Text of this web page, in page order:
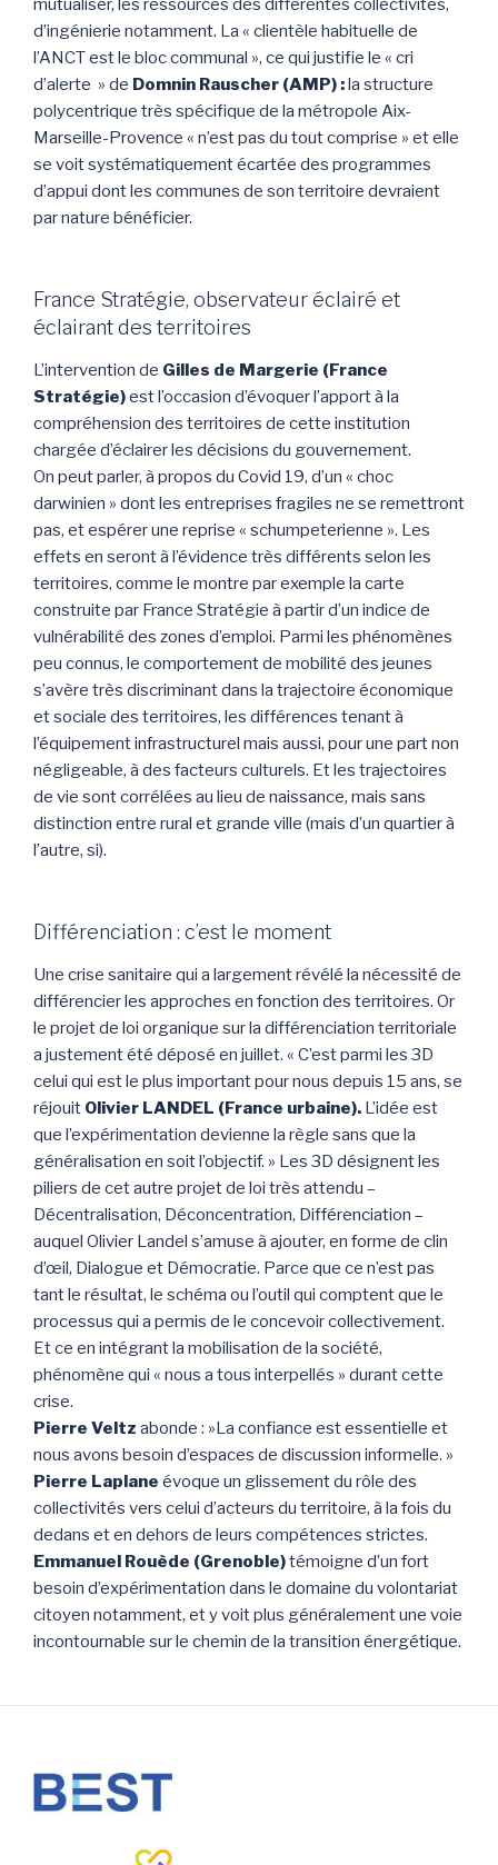
d’ingénierie notamment. La « clientèle habituelle de
l’ANCT est le bloc communal », ce qui justifie le « cri
d’alerte » de Domnin Rauscher (AMP) :la structure
polycentrique très spécifique de la métropole Aix-
Marseille-Provence « n’est pas du tout comprise » et elle
se voit systématiquement écartée des programmes
d’appui dont les communes de son territoire devraient
par nature bénéficier.
France Stratégie, observateur éclairé et
éclairant des territoires
L’intervention de Gilles de Margerie (France
Stratégie)est l’occasion d’évoquer l’apport à la
compréhension des territoires de cette institution
chargée d’éclairer les décisions du gouvernement.
On peut parler, à propos du Covid 19, d’un « choc
darwinien » dont les entreprises fragiles ne se remettront
pas, et espérer une reprise « schumpeterienne ». Les
effets en seront à l’évidence très différents selon les
territoires, comme le montre par exemple la carte
construite par France Stratégie à partir d’un indice de
vulnérabilité des zones d’emploi. Parmi les phénomènes
peu connus, le comportement de mobilité des jeunes
s’avère très discriminant dans la trajectoire économique
et sociale des territoires, les différences tenant à
l’équipement infrastructurel mais aussi, pour une part non
négligeable, à des facteurs culturels. Et les trajectoires
de vie sont corrélées au lieu de naissance, mais sans
distinction entre rural et grande ville (mais d’un quartier à
l’autre, si).
Différenciation : c’est le moment
Une crise sanitaire qui a largement révélé la nécessité de
différencier les approches en fonction des territoires. Or
le projet de loi organique sur la différenciation territoriale
a justement été déposé en juillet. « C’est parmi les 3D
celui qui est le plus important pour nous depuis 15 ans, se
réjouit Olivier LANDEL (France urbaine). L’idée est
que l’expérimentation devienne la règle sans que la
généralisation en soit l’objectif. » Les 3D désignent les
piliers de cet autre projet de loi très attendu –
Décentralisation, Déconcentration, Différenciation –
auquel Olivier Landel s’amuse à ajouter, en forme de clin
d’œil, Dialogue et Démocratie. Parce que ce n’est pas
tant le résultat, le schéma ou l’outil qui comptent que le
processus qui a permis de le concevoir collectivement.
Et ce en intégrant la mobilisation de la société,
phénomène qui « nous a tous interpellés » durant cette
crise.
Pierre Veltz abonde : »La confiance est essentielle et
nous avons besoin d’espaces de discussion informelle. »
Pierre Laplane évoque un glissement du rôle des
collectivités vers celui d’acteurs du territoire, à la fois du
dedans et en dehors de leurs compétences strictes.
Emmanuel Rouède (Grenoble)témoigne d’un fort
besoin d’expérimentation dans le domaine du volontariat
citoyen notamment, et y voit plus généralement une voie
incontournable sur le chemin de la transition énergétique.